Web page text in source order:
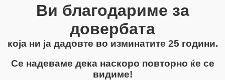
Ви благодариме за
довербата
која ни ја дадовте во изминатите 25 години.
Се надеваме дека наскоро повторно ќе се
видиме!